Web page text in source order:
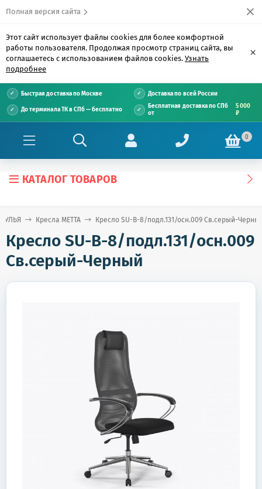
Полная версия сайта
Этот сайт использует файлы cookies для более комфортной
работы пользователя. Продолжая просмотр страниц сайта, вы
соглашаетесь с использованием файлов cookies. Узнать
подробнее
×
Быстрая доставка по Москве Доставка по всей России
До терминала ТК в СПб — бесплатно
Бесплатная доставка по СПб
от
5 000
₽
0
КАТАЛОГ ТОВАРОВ
Кресла METTA Кресло SU-B-8/подл.131/осн.009 Св.серый-
Кресло SU-B-8/подл.131/осн.009
Св.серый-Черный